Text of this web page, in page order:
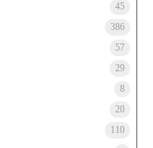
45
386
57
29
8
20
110